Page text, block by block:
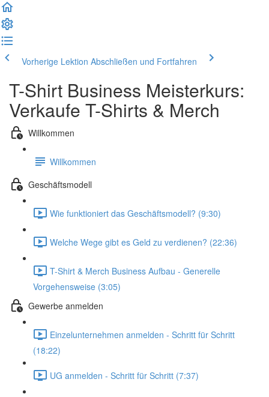
Vorherige Lektion Abschließen und Fortfahren
T-Shirt Business Meisterkurs:
Verkaufe T-Shirts & Merch
Willkommen
Willkommen
Geschäftsmodell
Wie funktioniert das Geschäftsmodell? (9:30)
Welche Wege gibt es Geld zu verdienen? (22:36)
T-Shirt & Merch Business Aufbau - Generelle
Vorgehensweise (3:05)
Gewerbe anmelden
Einzelunternehmen anmelden - Schritt für Schritt
(18:22)
UG anmelden - Schritt für Schritt (7:37)